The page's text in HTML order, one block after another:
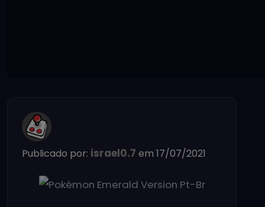
Publicado por: israel0.7 em 17/07/2021